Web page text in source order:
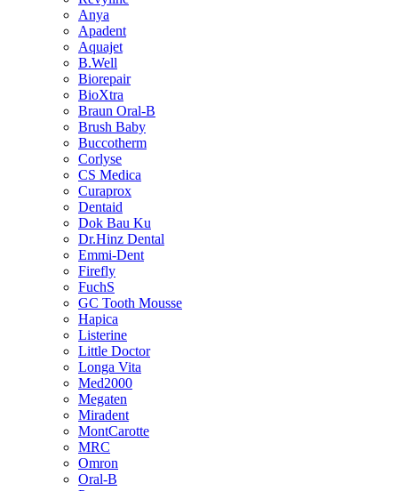
Anya
Apadent
Aquajet
B.Well
Biorepair
BioXtra
Braun Oral-B
Brush Baby
Buccotherm
Corlyse
CS Medica
Curaprox
Dentaid
Dok Bau Ku
Dr.Hinz Dental
Emmi-Dent
Firefly
FuchS
GC Tooth Mousse
Hapica
Listerine
Little Doctor
Longa Vita
Med2000
Megaten
Miradent
MontCarotte
MRC
Omron
Oral-B